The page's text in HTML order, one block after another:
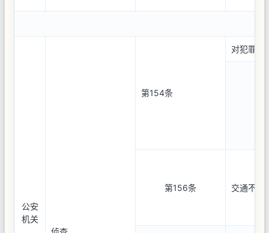
公安
机关
第154条
对犯罪嫌
第156条 交通不便